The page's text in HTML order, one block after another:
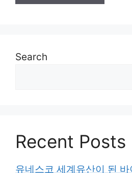
Search
Recent Posts
유네스코 세계유산이 된